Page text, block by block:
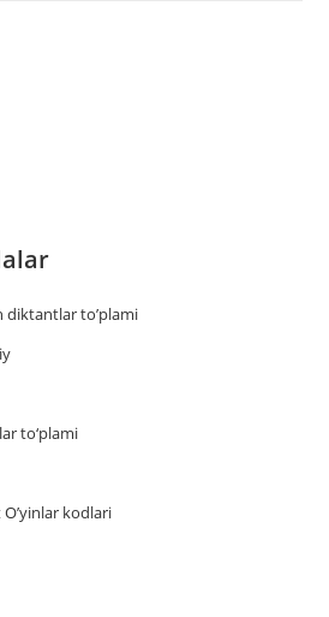
diktantlar to’plami
to‘plami
kodlari